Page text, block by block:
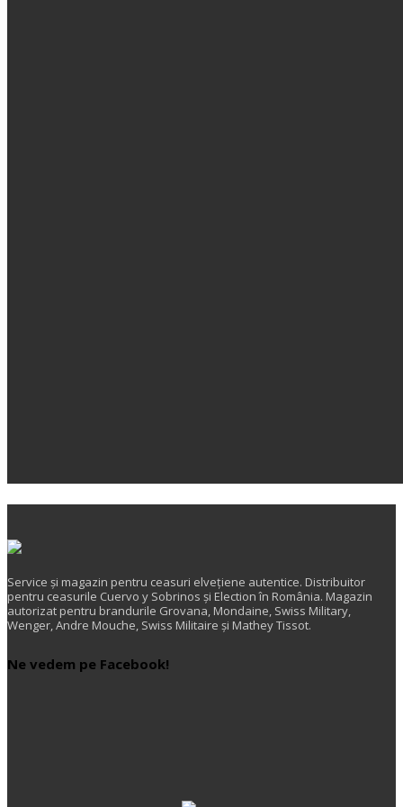
Service și magazin pentru ceasuri elveţiene autentice. Distribuitor
pentru ceasurile Cuervo y Sobrinos și Election în România. Magazin
autorizat pentru brandurile Grovana, Mondaine, Swiss Military,
Wenger, Andre Mouche, Swiss Militaire și Mathey Tissot.
Ne vedem pe Facebook!